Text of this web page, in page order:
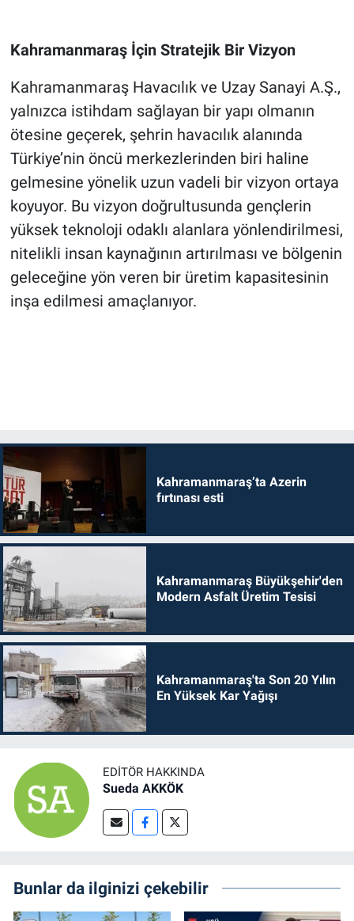
Kahramanmaraş İçin Stratejik Bir Vizyon
Kahramanmaraş Havacılık ve Uzay Sanayi A.Ş.,
yalnızca istihdam sağlayan bir yapı olmanın
ötesine geçerek, şehrin havacılık alanında
Türkiye’nin öncü merkezlerinden biri haline
gelmesine yönelik uzun vadeli bir vizyon ortaya
koyuyor. Bu vizyon doğrultusunda gençlerin
yüksek teknoloji odaklı alanlara yönlendirilmesi,
nitelikli insan kaynağının artırılması ve bölgenin
geleceğine yön veren bir üretim kapasitesinin
inşa edilmesi amaçlanıyor.
Kahramanmaraş’ta Azerin
fırtınası esti
Kahramanmaraş Büyükşehir'den
Modern Asfalt Üretim Tesisi
Kahramanmaraş'ta Son 20 Yılın
En Yüksek Kar Yağışı
EDITÖR HAKKINDA
Sueda AKKÖK
Bunlar da ilginizi çekebilir